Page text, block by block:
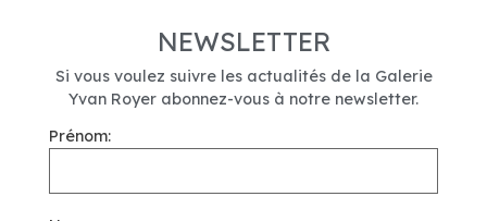
NEWSLETTER
Si vous voulez suivre les actualités de la Galerie
Yvan Royer abonnez-vous à notre newsletter.
Prénom: